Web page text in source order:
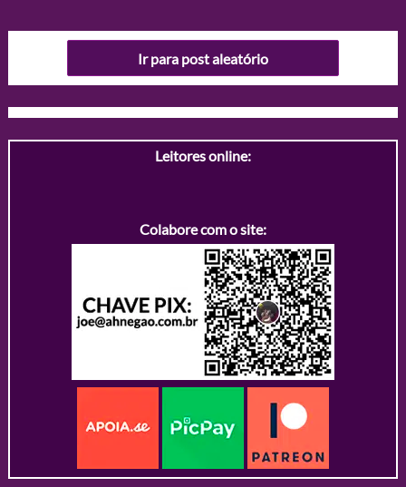
Ir para post aleatório
Leitores online:
Colabore com o site: